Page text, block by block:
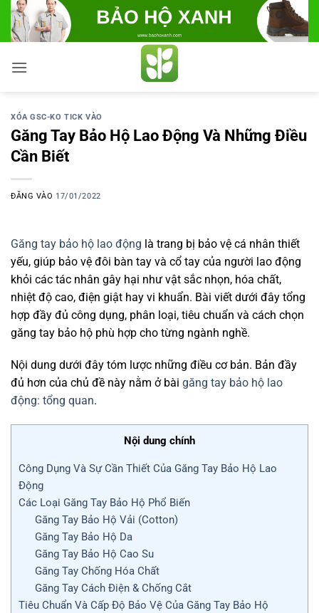
Bỏ
qua
nội
dung
XÓA GSC-KO TICK VÀO
Găng Tay Bảo Hộ Lao Động Và Những Điều
Cần Biết
ĐĂNG VÀO 17/01/2022
Găng tay bảo hộ lao động là trang bị bảo vệ cá nhân thiết
yếu, giúp bảo vệ đôi bàn tay và cổ tay của người lao động
khỏi các tác nhân gây hại như vật sắc nhọn, hóa chất,
nhiệt độ cao, điện giật hay vi khuẩn. Bài viết dưới đây tổng
hợp đầy đủ công dụng, phân loại, tiêu chuẩn và cách chọn
găng tay bảo hộ phù hợp cho từng ngành nghề.
Nội dung dưới đây tóm lược những điều cơ bản. Bản đầy
đủ hơn của chủ đề này nằm ở bài găng tay bảo hộ lao
động: tổng quan.
Nội dung chính
Công Dụng Và Sự Cần Thiết Của Găng Tay Bảo Hộ Lao
Động
Các Loại Găng Tay Bảo Hộ Phổ Biến
Găng Tay Bảo Hộ Vải (Cotton)
Găng Tay Bảo Hộ Da
Găng Tay Bảo Hộ Cao Su
Găng Tay Chống Hóa Chất
Găng Tay Cách Điện & Chống Cắt
Tiêu Chuẩn Và Cấp Độ Bảo Vệ Của Găng Tay Bảo Hộ